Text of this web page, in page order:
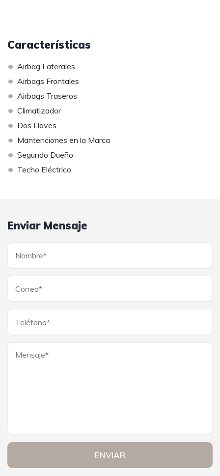
Características
• Airbag Laterales
• Airbags Frontales
• Airbags Traseros
• Climatizador
• Dos Llaves
• Mantenciones en la Marca
• Segundo Dueño
• Techo Eléctrico
Enviar Mensaje
ENVIAR